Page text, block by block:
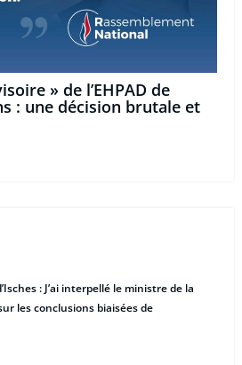
» de l’EHPAD de
: une décision brutale et
: J’ai interpellé le ministre de la
les conclusions biaisées de